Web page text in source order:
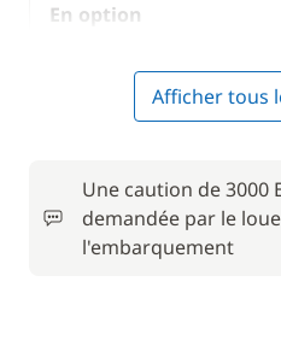
En option
Animaux de compagnie
Forfait Nettoyage Retour
Afficher tous
Une caution de 3000
demandée par le
l'embarquement